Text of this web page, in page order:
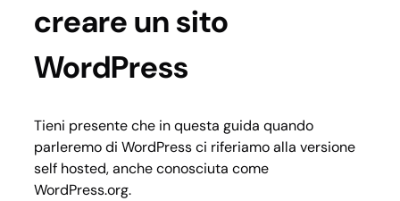
creare un sito
WordPress
Tieni presente che in questa guida quando
parleremo di WordPress ci riferiamo alla versione
self hosted, anche conosciuta come
WordPress.org.